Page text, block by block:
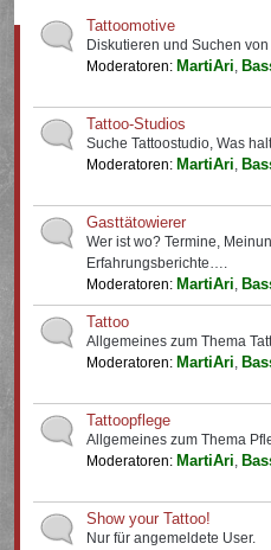
Tattoomotive
Diskutieren und Suchen
Moderatoren: MartiAri,
Tattoo-Studios
Suche Tattoostudio, Was
Moderatoren: MartiAri,
Gasttätowierer
Wer ist wo? Termine,
Erfahrungsberichte….
Moderatoren: MartiAri,
Tattoo
Allgemeines zum Thema
Moderatoren: MartiAri,
Tattoopflege
Allgemeines zum Thema
Moderatoren: MartiAri,
Show your Tattoo!
Nur für angemeldete User.